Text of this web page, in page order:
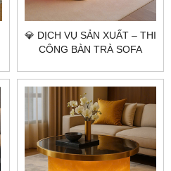
💎​​​​​​​ DỊCH VỤ SẢN XUẤT – THI
CÔNG BÀN TRÀ SOFA
AURORA HỒNG ÁNH KIM |
CITYBUILDING 💎✨